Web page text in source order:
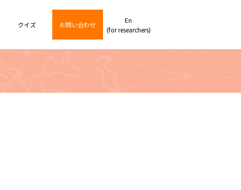
クイズ お問い合わせ
En
(for researchers)